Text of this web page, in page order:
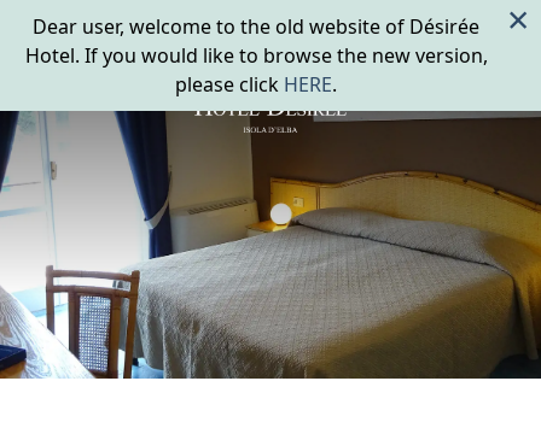
Dear user, welcome to the old website of Désirée
Hotel. If you would like to browse the new version,
please click HERE.
×